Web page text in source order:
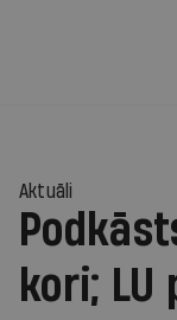
Aktuāli
kori; LU